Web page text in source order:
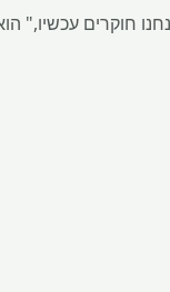
חוקרים עכשיו,"